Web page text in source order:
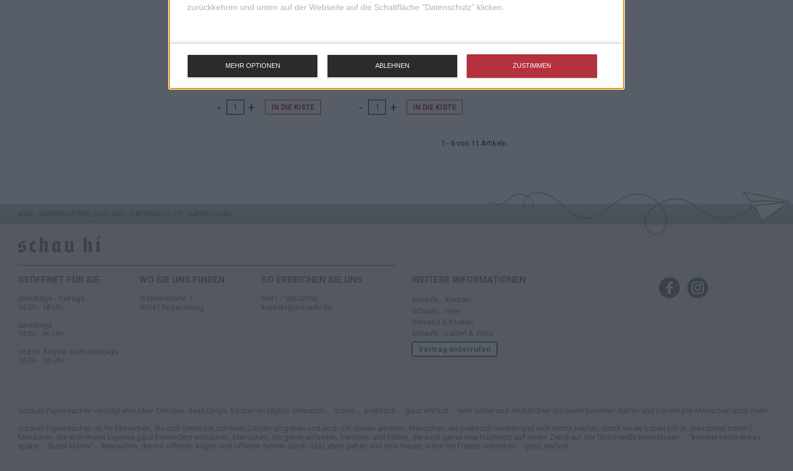
zurückkehren und unten auf der Webseite auf die Schaltfläche "Datenschutz" klicken.
MEHR OPTIONEN ABLEHNEN ZUSTIMMEN
KERZE DANKESCHÖN
IN DIE KISTE
KERZE ZUVERSICHT
IN DIE KISTE
1 - 6 von 11 Artikeln
GEÖFFNET FÜR SIE
dienstags - freitags
10.30 - 18 Uhr
samstags
10.30 - 16 Uhr
und im August auch montags
10.30 - 18 Uhr
WO SIE UNS FINDEN
Wahlenstraße 1
93047 Regensburg
SO ERREICHEN SIE UNS
0941 / 58612350
kontakt@schauhi.de
WEITERE INFORMATIONEN
schauhi... Kontakt
schauhi... Idee
Versand & Kosten
schauhi... Laden & Jobs
Vertrag widerrufen
schauhi Papiersachen verfolgt eine Idee. Die Idee, dass Dinge, Sachen im täglich Gebrauch ... schön ... praktisch ... ganz einfach ... sein sollen und ein bißchen die Seele berühren dürfen und bei einigen Menschen auch mehr.
schauhi Papiersachen ist für Menschen, die sich gerne mit schönen Dingen umgeben und auch mit diesen arbeiten. Menschen, die praktisch denken und sich nichts kaufen, damit sie es haben (oh je, manchmal schon!).
Menschen, die sich etwas Eigenes ganz besonders wünschen. Menschen, die gerne anfassen, berühren und fühlen, die auch gerne eine Nachricht auf einem Zettel auf der Türschwelle hinterlassen ... "komme heute etwas
später ... Bussi Mama" ... Menschen, die mit offenen Augen und offenen Sinnen durch das Leben gehen und sich freuen, wenn sie Freude schenken ... ganz einfach ...